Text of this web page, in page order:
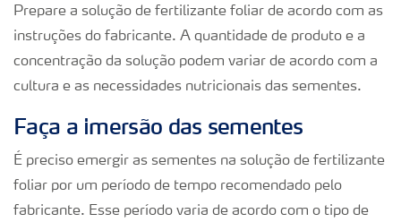
Prepare a solução de fertilizante foliar de acordo com as
instruções do fabricante. A quantidade de produto e a
concentração da solução podem variar de acordo com a
cultura e as necessidades nutricionais das sementes.
Faça a imersão das sementes
É preciso emergir as sementes na solução de fertilizante
foliar por um período de tempo recomendado pelo
fabricante. Esse período varia de acordo com o tipo de